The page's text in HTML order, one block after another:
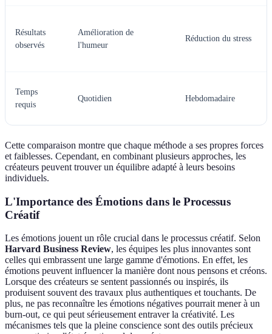
Résultats
observés
Amélioration de
l'humeur
Réduction du stress
Temps
requis
Quotidien Hebdomadaire
Cette comparaison montre que chaque méthode a ses propres forces
et faiblesses. Cependant, en combinant plusieurs approches, les
créateurs peuvent trouver un équilibre adapté à leurs besoins
individuels.
L'Importance des Émotions dans le Processus
Créatif
Les émotions jouent un rôle crucial dans le processus créatif. Selon
Harvard Business Review, les équipes les plus innovantes sont
celles qui embrassent une large gamme d'émotions. En effet, les
émotions peuvent influencer la manière dont nous pensons et créons.
Lorsque des créateurs se sentent passionnés ou inspirés, ils
produisent souvent des travaux plus authentiques et touchants. De
plus, ne pas reconnaître les émotions négatives pourrait mener à un
burn-out, ce qui peut sérieusement entraver la créativité. Les
mécanismes tels que la pleine conscience sont des outils précieux